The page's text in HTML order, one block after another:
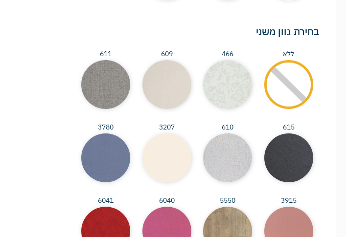
בחירת גוון משני
ללא 466
609
611
615
610
3207
3780
3915
5550
6040
6041